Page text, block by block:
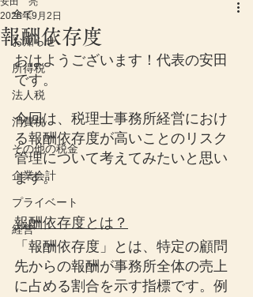
全て
お知らせ
所得税
法人税
消費税
その他の税金
企業会計
プライベート
経営
報酬依存度
2025年9月2日
おはようございます！代表の安田
です。
今回は、税理士事務所経営におけ
る報酬依存度が高いことの リスク
管理について考えてみたいと思い
ます。
報酬依存度とは？
「報酬依存度」とは、特定の顧問
先からの報酬が事務所全体の売上
に占める割合を示す指標です。例